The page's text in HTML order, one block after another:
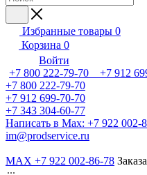
Избранные товары 0
Корзина 0
Войти
+7 800 222-79-70 +7 912
+7 800 222-79-70
+7 912 699-70-70
+7 343 304-60-77
Написать в Max: +7 922 002-
im@prodservice.ru
MAX +7 922 002-86-78